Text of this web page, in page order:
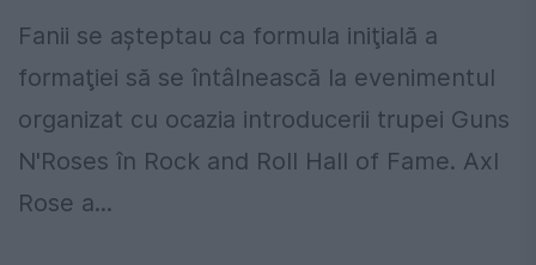
Fanii se aşteptau ca formula iniţială a
formaţiei să se întâlnească la evenimentul
organizat cu ocazia introducerii trupei Guns
N'Roses în Rock and Roll Hall of Fame. Axl
Rose a...